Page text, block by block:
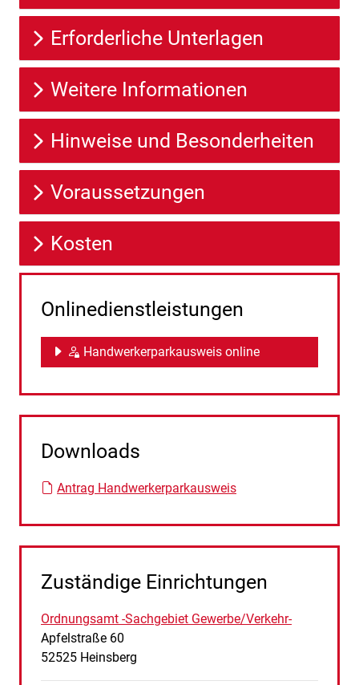
Erforderliche Unterlagen
Weitere Informationen
Hinweise und Besonderheiten
Voraussetzungen
Kosten
Onlinedienstleistungen
Handwerkerparkausweis online
Downloads
Antrag Handwerkerparkausweis
Zuständige Einrichtungen
Ordnungsamt -Sachgebiet Gewerbe/Verkehr-
Straße:
Apfelstraße Hausnummer:
60
PLZ:
52525 Ort:
Heinsberg